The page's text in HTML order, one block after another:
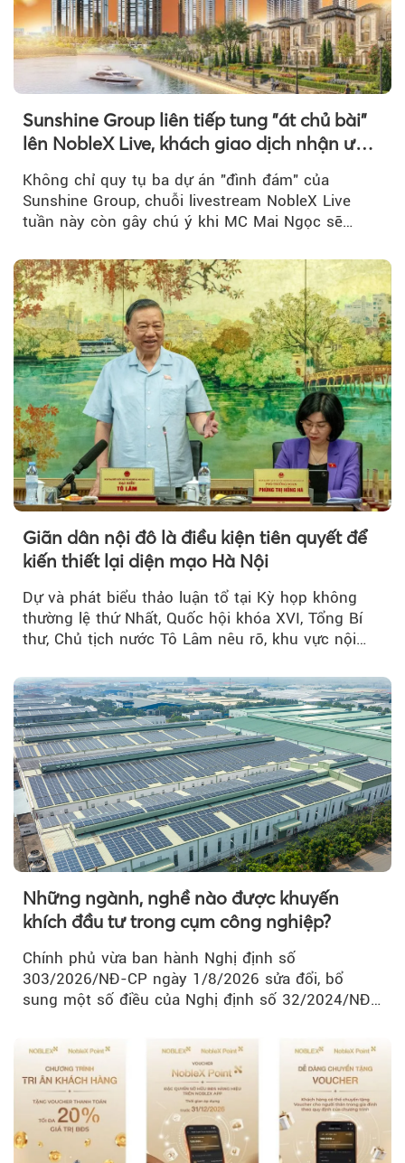
Sunshine Group liên tiếp tung "át chủ bài"
lên NobleX Live, khách giao dịch nhận ưu
Không chỉ quy tụ ba dự án "đình đám" của
Sunshine Group, chuỗi livestream NobleX Live
tuần này còn gây chú ý khi MC Mai Ngọc sẽ
Giãn dân nội đô là điều kiện tiên quyết để
kiến thiết lại diện mạo Hà Nội
Dự và phát biểu thảo luận tổ tại Kỳ họp không
thường lệ thứ Nhất, Quốc hội khóa XVI, Tổng Bí
thư, Chủ tịch nước Tô Lâm nêu rõ, khu vực nội
Những ngành, nghề nào được khuyến
khích đầu tư trong cụm công nghiệp?
Chính phủ vừa ban hành Nghị định số
303/2026/NĐ-CP ngày 1/8/2026 sửa đổi, bổ
sung một số điều của Nghị định số 32/2024/NĐ-